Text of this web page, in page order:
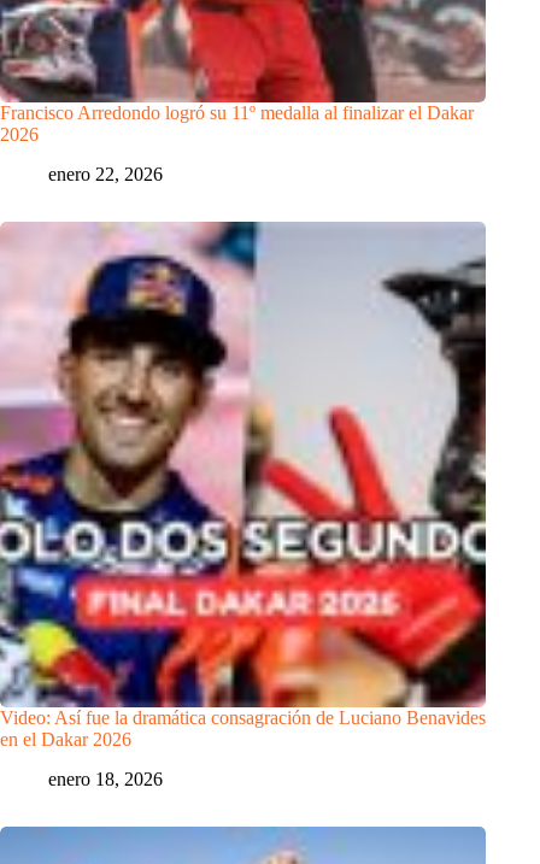
Francisco Arredondo logró su 11º medalla al finalizar el Dakar
2026
enero 22, 2026
Video: Así fue la dramática consagración de Luciano Benavides
en el Dakar 2026
enero 18, 2026